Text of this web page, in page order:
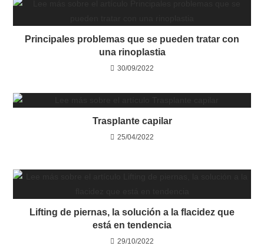
Principales problemas que se pueden tratar con
una rinoplastia
30/09/2022
Trasplante capilar
25/04/2022
Lifting de piernas, la solución a la flacidez que
está en tendencia
29/10/2022